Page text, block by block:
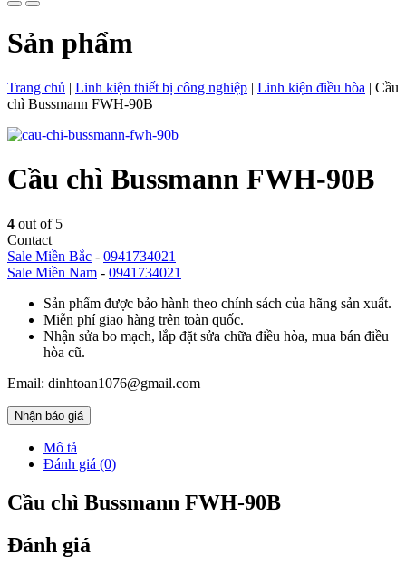
Sản phẩm
Trang chủ | Linh kiện thiết bị công nghiệp | Linh kiện điều hòa | Cầu
chì Bussmann FWH-90B
Cầu chì Bussmann FWH-90B
4 out of 5
Contact
Sale Miền Bắc - 0941734021
Sale Miền Nam - 0941734021
Sản phẩm được bảo hành theo chính sách của hãng sản xuất.
Miễn phí giao hàng trên toàn quốc.
Nhận sửa bo mạch, lắp đặt sửa chữa điều hòa, mua bán điều
hòa cũ.
Email: dinhtoan1076@gmail.com
Nhận báo giá
Mô tả
Đánh giá (0)
Cầu chì Bussmann FWH-90B
Đánh giá